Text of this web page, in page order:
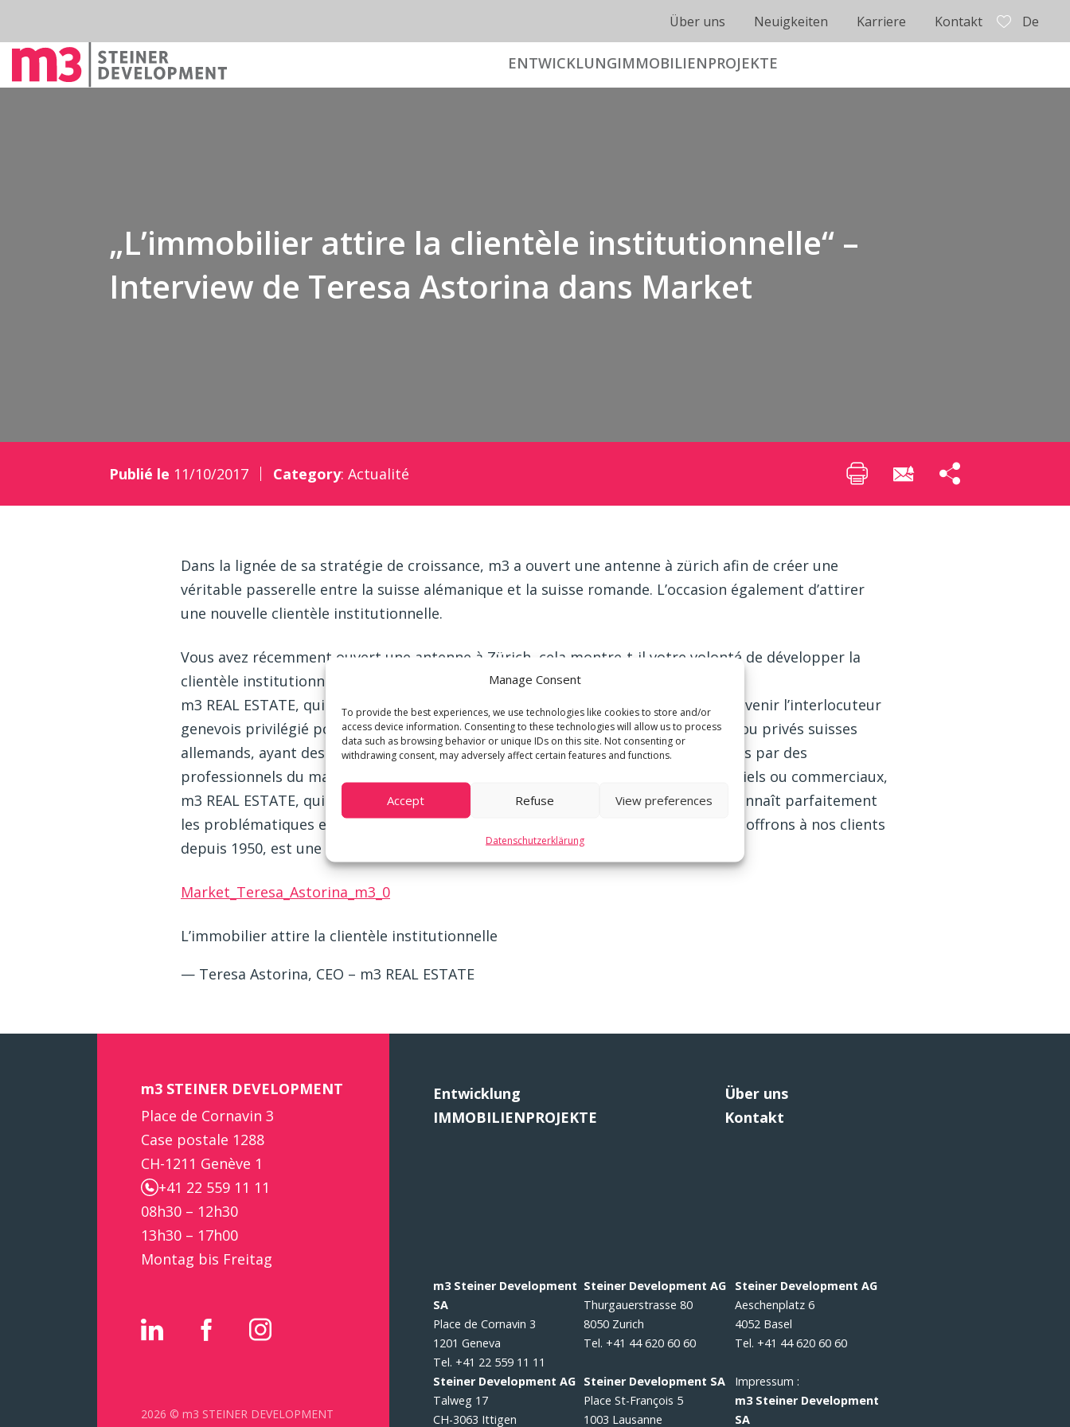
Manage Consent
To provide the best experiences, we use technologies like cookies to store and/or
access device information. Consenting to these technologies will allow us to process
data such as browsing behavior or unique IDs on this site. Not consenting or
withdrawing consent, may adversely affect certain features and functions.
Accept Refuse View preferences
Datenschutzerklärung
Über uns Neuigkeiten Karriere Kontakt De
ENTWICKLUNGIMMOBILIENPROJEKTE
„L’immobilier attire la clientèle institutionnelle“ –
Interview de Teresa Astorina dans Market
Publié le 11/10/2017 Category: Actualité
Dans la lignée de sa stratégie de croissance, m3 a ouvert une antenne à zürich afin de créer une
véritable passerelle entre la suisse alémanique et la suisse romande. L’occasion également d’attirer
une nouvelle clientèle institutionnelle.
Vous avez récemment ouvert une antenne à Zürich, cela montre-t-il votre volonté de développer la
clientèle institutionnelle ?
m3 REAL ESTATE, qui est aujourd’hui une régie de référence à Genève, souhaite devenir l’interlocuteur
genevois privilégié pour les clients outre-Sarine. les propriétaires institutionnels ou privés suisses
allemands, ayant des immeubles à Genève, doivent être conseillés et accompagnés par des
professionnels du marché local. que ce soit pour la gérance d’immeubles résidentiels ou commerciaux,
m3 REAL ESTATE, qui propose aujourd’hui des prestations immobilières à 360°, connaît parfaitement
les problématiques et le marché. notre savoir-faire et notre expérience, que nous offrons à nos clients
depuis 1950, est une vraie plus-value.
Market_Teresa_Astorina_m3_0
L’immobilier attire la clientèle institutionnelle
— Teresa Astorina, CEO – m3 REAL ESTATE
m3 STEINER DEVELOPMENT
Place de Cornavin 3
Case postale 1288
CH-1211 Genève 1
+41 22 559 11 11
08h30 – 12h30
13h30 – 17h00
Montag bis Freitag
2026 © m3 STEINER DEVELOPMENT
Entwicklung
IMMOBILIENPROJEKTE
Über uns
Kontakt
m3 Steiner Development
SA
Place de Cornavin 3
1201 Geneva
Tel. +41 22 559 11 11
Steiner Development AG
Thurgauerstrasse 80
8050 Zurich
Tel. +41 44 620 60 60
Steiner Development AG
Aeschenplatz 6
4052 Basel
Tel. +41 44 620 60 60
Steiner Development AG
Talweg 17
CH-3063 Ittigen
Steiner Development SA
Place St-François 5
1003 Lausanne
Impressum :
m3 Steiner Development
SA